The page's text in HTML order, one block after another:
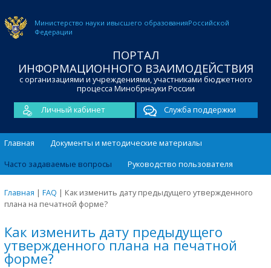
Министерство науки ивысшего образованияРоссийской
Федерации
ПОРТАЛ
ИНФОРМАЦИОННОГО ВЗАИМОДЕЙСТВИЯ
с организациями и учреждениями, участниками бюджетного
процесса Минобрнауки России
Личный кабинет
Служба поддержки
Главная
Документы и методические материалы
Часто задаваемые вопросы
Руководство пользователя
Главная | FAQ | Как изменить дату предыдущего утвержденного
плана на печатной форме?
Как изменить дату предыдущего
утвержденного плана на печатной
форме?